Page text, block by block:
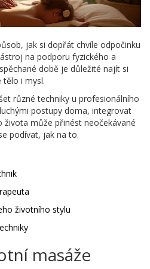
jak si dopřát chvíle odpočinku
na podporu fyzického a
době je důležité najít si
tělo i mysl.
různé techniky u profesionálního
postupy doma, integrovat
života může přinést neočekávané
podívat, jak na to.
životního stylu
masáže